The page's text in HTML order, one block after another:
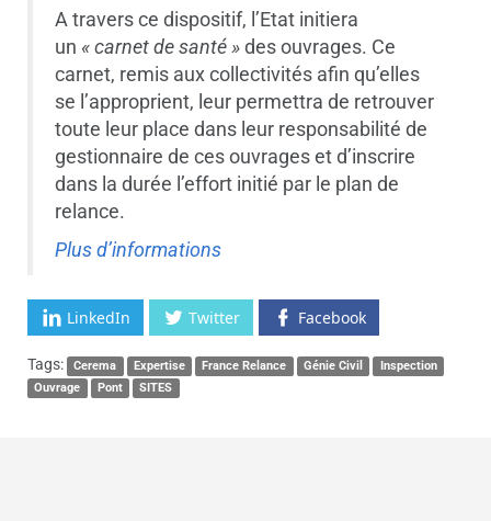
A travers ce dispositif, l’Etat initiera
un « carnet de santé » des ouvrages. Ce
carnet, remis aux collectivités afin qu’elles
se l’approprient, leur permettra de retrouver
toute leur place dans leur responsabilité de
gestionnaire de ces ouvrages et d’inscrire
dans la durée l’effort initié par le plan de
relance.
Plus d’informations
LinkedIn Twitter Facebook
Tags: Cerema Expertise France Relance Génie Civil
Inspection
Ouvrage
Pont SITES